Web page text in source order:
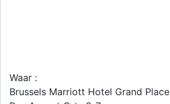
Waar :
Brussels Marriott Hotel Grand Place